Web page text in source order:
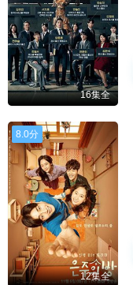
16集全
8.0分
12集全